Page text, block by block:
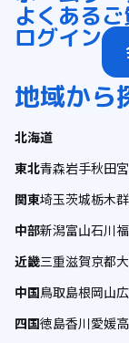
よくある
ログイン
地域から
北海道
東北青森岩手秋田
関東埼玉茨城栃木
中部新潟富山石川
近畿三重滋賀京都
中国鳥取島根岡山
四国徳島香川愛媛